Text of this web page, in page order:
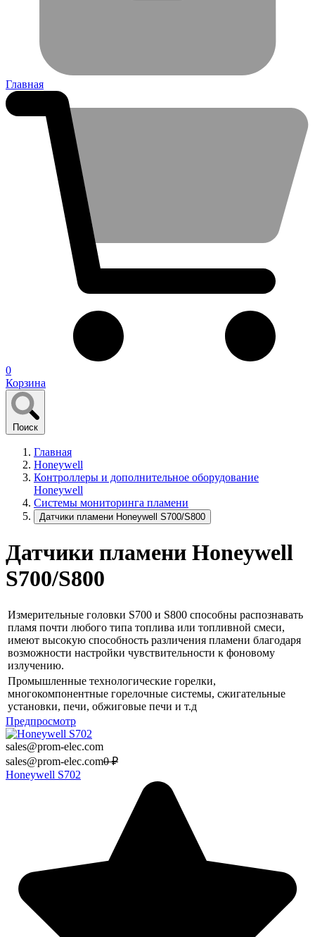
Главная
0
Корзина
Поиск
Главная
Honeywell
Контроллеры и дополнительное оборудование
Honeywell
Системы мониторинга пламени
Датчики пламени Honeywell S700/S800
Датчики пламени Honeywell
S700/S800
Измерительные головки S700 и S800 способны распознавать
пламя почти любого типа топлива или топливной смеси,
имеют высокую способность различения пламени благодаря
возможности настройки чувствительности к фоновому
излучению.
Промышленные технологические горелки,
многокомпонентные горелочные системы, сжигательные
установки, печи, обжиговые печи и т.д
Предпросмотр
sales@prom-elec.com
sales@prom-elec.com0 ₽
Honeywell S702